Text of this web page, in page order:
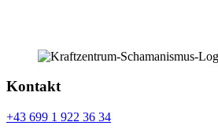
Kontakt
+43 699 1 922 36 34